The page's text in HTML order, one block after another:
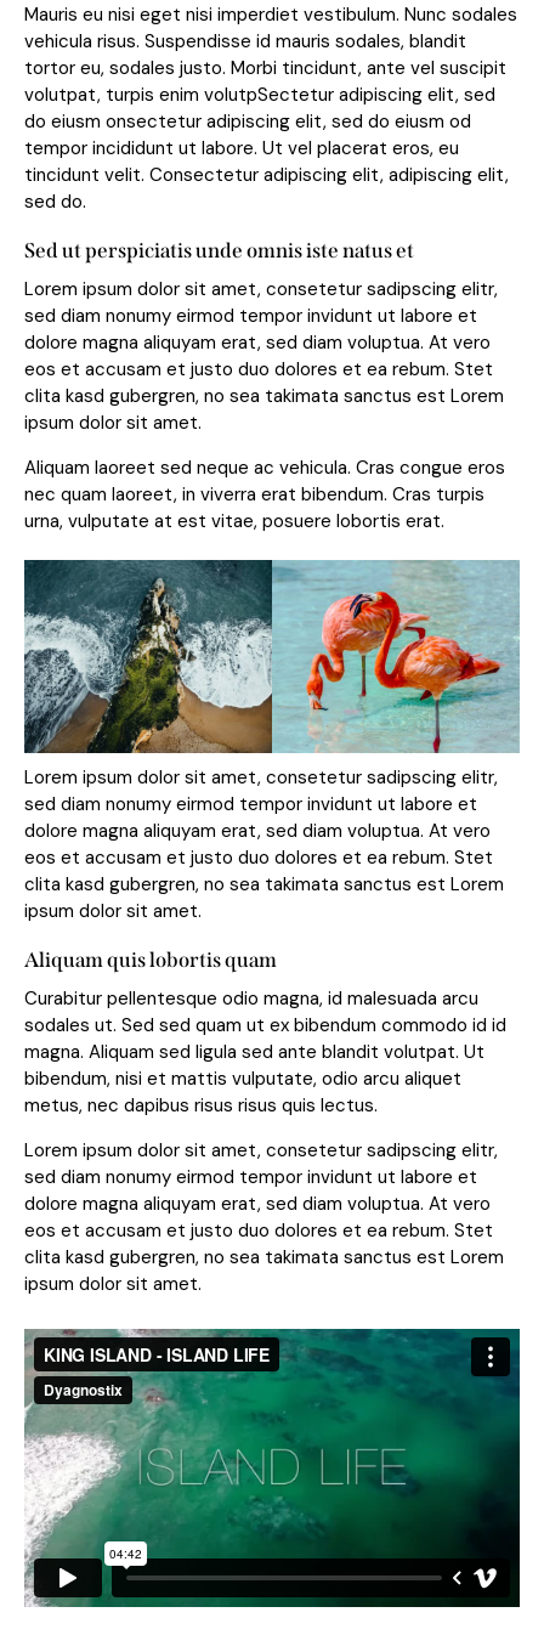
Mauris eu nisi eget nisi imperdiet vestibulum. Nunc sodales
vehicula risus. Suspendisse id mauris sodales, blandit
tortor eu, sodales justo. Morbi tincidunt, ante vel suscipit
volutpat, turpis enim volutpSectetur adipiscing elit, sed
do eiusm onsectetur adipiscing elit, sed do eiusm od
tempor incididunt ut labore. Ut vel placerat eros, eu
tincidunt velit. Consectetur adipiscing elit, adipiscing elit,
sed do.
Sed ut perspiciatis unde omnis iste natus et
Lorem ipsum dolor sit amet, consetetur sadipscing elitr,
sed diam nonumy eirmod tempor invidunt ut labore et
dolore magna aliquyam erat, sed diam voluptua. At vero
eos et accusam et justo duo dolores et ea rebum. Stet
clita kasd gubergren, no sea takimata sanctus est Lorem
ipsum dolor sit amet.
Aliquam laoreet sed neque ac vehicula. Cras congue eros
nec quam laoreet, in viverra erat bibendum. Cras turpis
urna, vulputate at est vitae, posuere lobortis erat.
Lorem ipsum dolor sit amet, consetetur sadipscing elitr,
sed diam nonumy eirmod tempor invidunt ut labore et
dolore magna aliquyam erat, sed diam voluptua. At vero
eos et accusam et justo duo dolores et ea rebum. Stet
clita kasd gubergren, no sea takimata sanctus est Lorem
ipsum dolor sit amet.
Aliquam quis lobortis quam
Curabitur pellentesque odio magna, id malesuada arcu
sodales ut. Sed sed quam ut ex bibendum commodo id id
magna. Aliquam sed ligula sed ante blandit volutpat. Ut
bibendum, nisi et mattis vulputate, odio arcu aliquet
metus, nec dapibus risus risus quis lectus.
Lorem ipsum dolor sit amet, consetetur sadipscing elitr,
sed diam nonumy eirmod tempor invidunt ut labore et
dolore magna aliquyam erat, sed diam voluptua. At vero
eos et accusam et justo duo dolores et ea rebum. Stet
clita kasd gubergren, no sea takimata sanctus est Lorem
ipsum dolor sit amet.